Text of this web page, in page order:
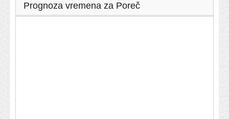
Prognoza vremena za Poreč